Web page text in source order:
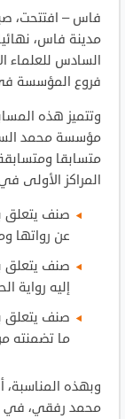
فاس
مدينة فاس،
السادس للعلماء
فروع المؤسسة في 48
وتتميز هذه
المراكز الأولى
صنف يتعلق
عن رواتها
صنف يتعلق
إليه رواية
صنف يتعلق
ما تضمنته
وبهذه المناسبة،
محمد رفقي، في